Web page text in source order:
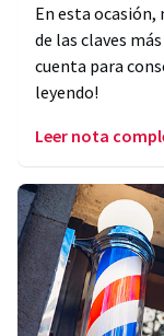
En esta
de las claves
cuenta para
leyendo!
Leer nota